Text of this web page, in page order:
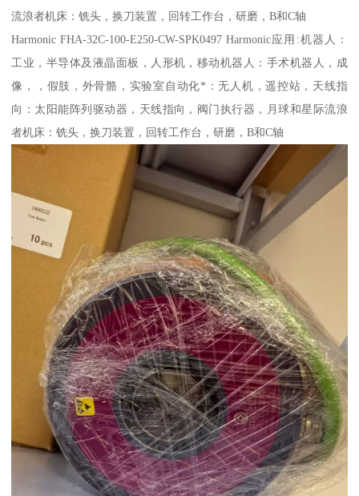
流浪者机床：铣头，换刀装置，回转工作台，研磨，B和C轴
Harmonic FHA-32C-100-E250-CW-SPK0497 Harmonic应用:机器人：
工业，半导体及液晶面板，人形机，移动机器人：手术机器人，成
像，，假肢，外骨骼，实验室自动化*：无人机，遥控站，天线指
向：太阳能阵列驱动器，天线指向，阀门执行器，月球和星际流浪
者机床：铣头，换刀装置，回转工作台，研磨，B和C轴